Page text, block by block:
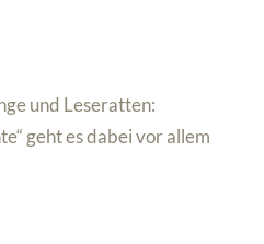
und Leseratten:
geht es dabei vor allem